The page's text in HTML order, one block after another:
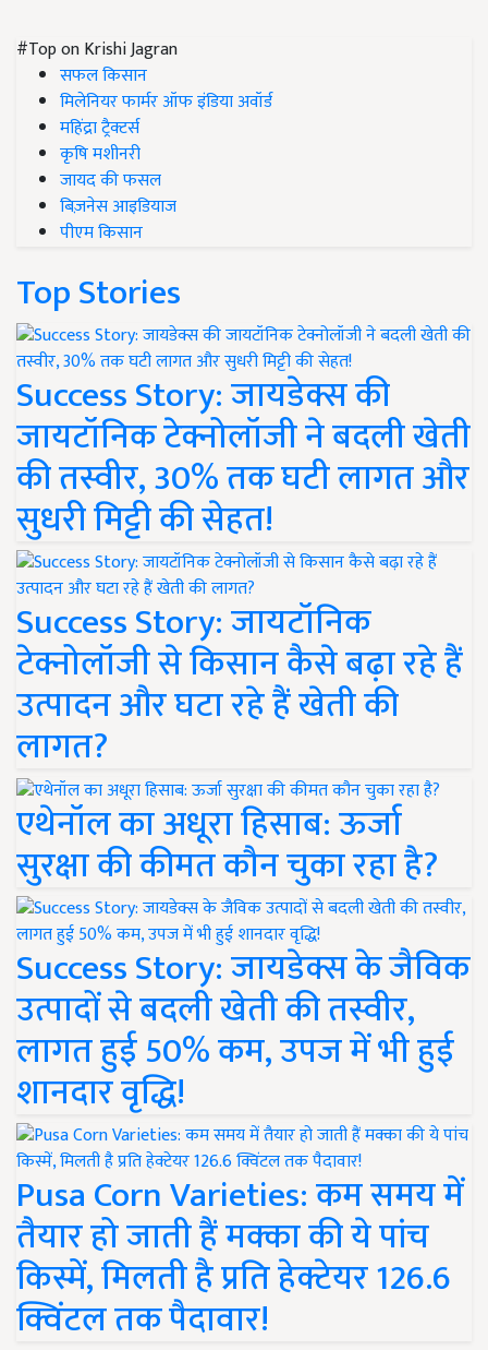
#Top on Krishi Jagran
सफल किसान
मिलेनियर फार्मर ऑफ इंडिया अवॉर्ड
महिंद्रा ट्रैक्टर्स
कृषि मशीनरी
जायद की फसल
बिज़नेस आइडियाज
पीएम किसान
Top Stories
Success Story: जायडेक्स की
जायटॉनिक टेक्नोलॉजी ने बदली खेती
की तस्वीर, 30% तक घटी लागत और
सुधरी मिट्टी की सेहत!
Success Story: जायटॉनिक
टेक्नोलॉजी से किसान कैसे बढ़ा रहे हैं
उत्पादन और घटा रहे हैं खेती की
लागत?
एथेनॉल का अधूरा हिसाब: ऊर्जा
सुरक्षा की कीमत कौन चुका रहा है?
Success Story: जायडेक्स के जैविक
उत्पादों से बदली खेती की तस्वीर,
लागत हुई 50% कम, उपज में भी हुई
शानदार वृद्धि!
Pusa Corn Varieties: कम समय में
तैयार हो जाती हैं मक्का की ये पांच
किस्में, मिलती है प्रति हेक्टेयर 126.6
क्विंटल तक पैदावार!